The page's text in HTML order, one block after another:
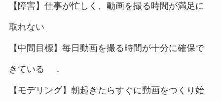
【障害】仕事が忙しく、動画を撮る時間が満足に
取れない
【中間目標】毎日動画を撮る時間が十分に確保で
きている ↓
【モデリング】朝起きたらすぐに動画をつくり始